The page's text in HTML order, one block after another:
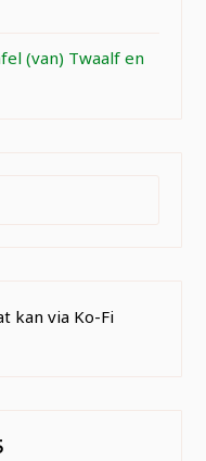
(van) Twaalf en
kan via Ko-Fi